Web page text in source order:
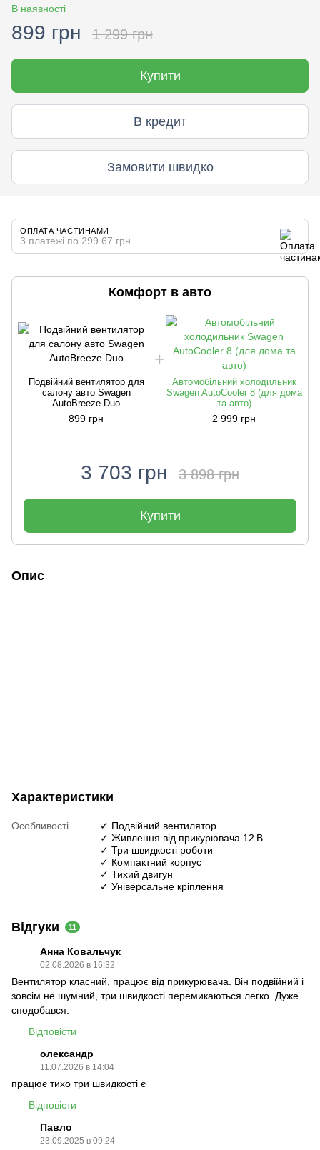
В наявності
899 грн 1 299 грн
Купити
В кредит
Замовити швидко
ОПЛАТА ЧАСТИНАМИ
3 платежі по 299.67 грн
Комфорт в авто
Подвійний вентилятор для
салону авто Swagen
AutoBreeze Duo
899 грн
Автомобільний холодильник
Swagen AutoCooler 8 (для дома
та авто)
2 999 грн
3 703 грн 3 898 грн
Купити
Опис
Характеристики
Особливості
✓ Подвійний вентилятор
✓ Живлення від прикурювача 12 В
✓ Три швидкості роботи
✓ Компактний корпус
✓ Тихий двигун
✓ Універсальне кріплення
Відгуки 11
Анна Ковальчук
02.08.2026 в 16:32
Вентилятор класний, працює від прикурювача. Він подвійний і
зовсім не шумний, три швидкості перемикаються легко. Дуже
сподобався.
Відповісти
олександр
11.07.2026 в 14:04
працює тихо три швидкості є
Відповісти
Павло
23.09.2025 в 09:24